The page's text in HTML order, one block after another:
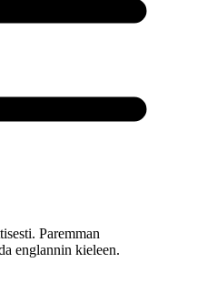
Paremman
englannin kieleen.